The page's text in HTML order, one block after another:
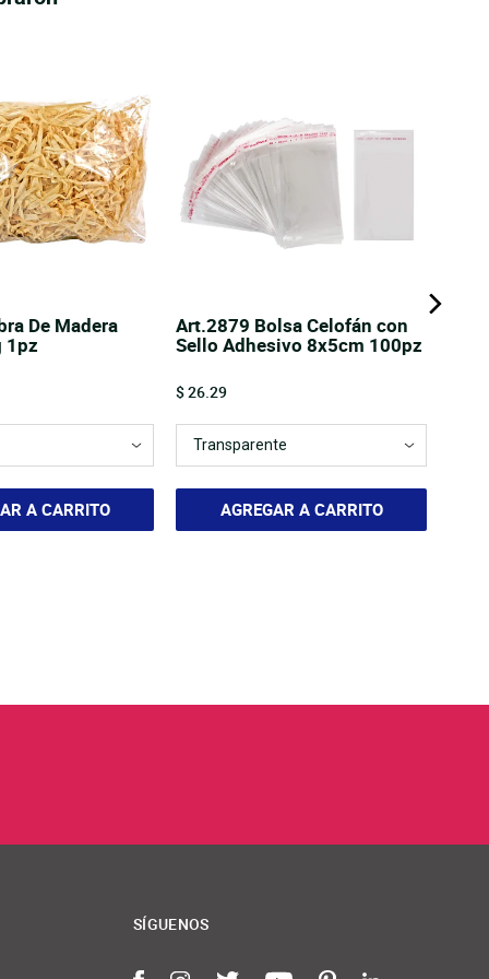
De Madera
1pz
A CARRITO
Art.2879 Bolsa Celofán con
Sello Adhesivo 8x5cm 100pz
Price
$ 26.29
AGREGAR A CARRITO
SÍGUENOS